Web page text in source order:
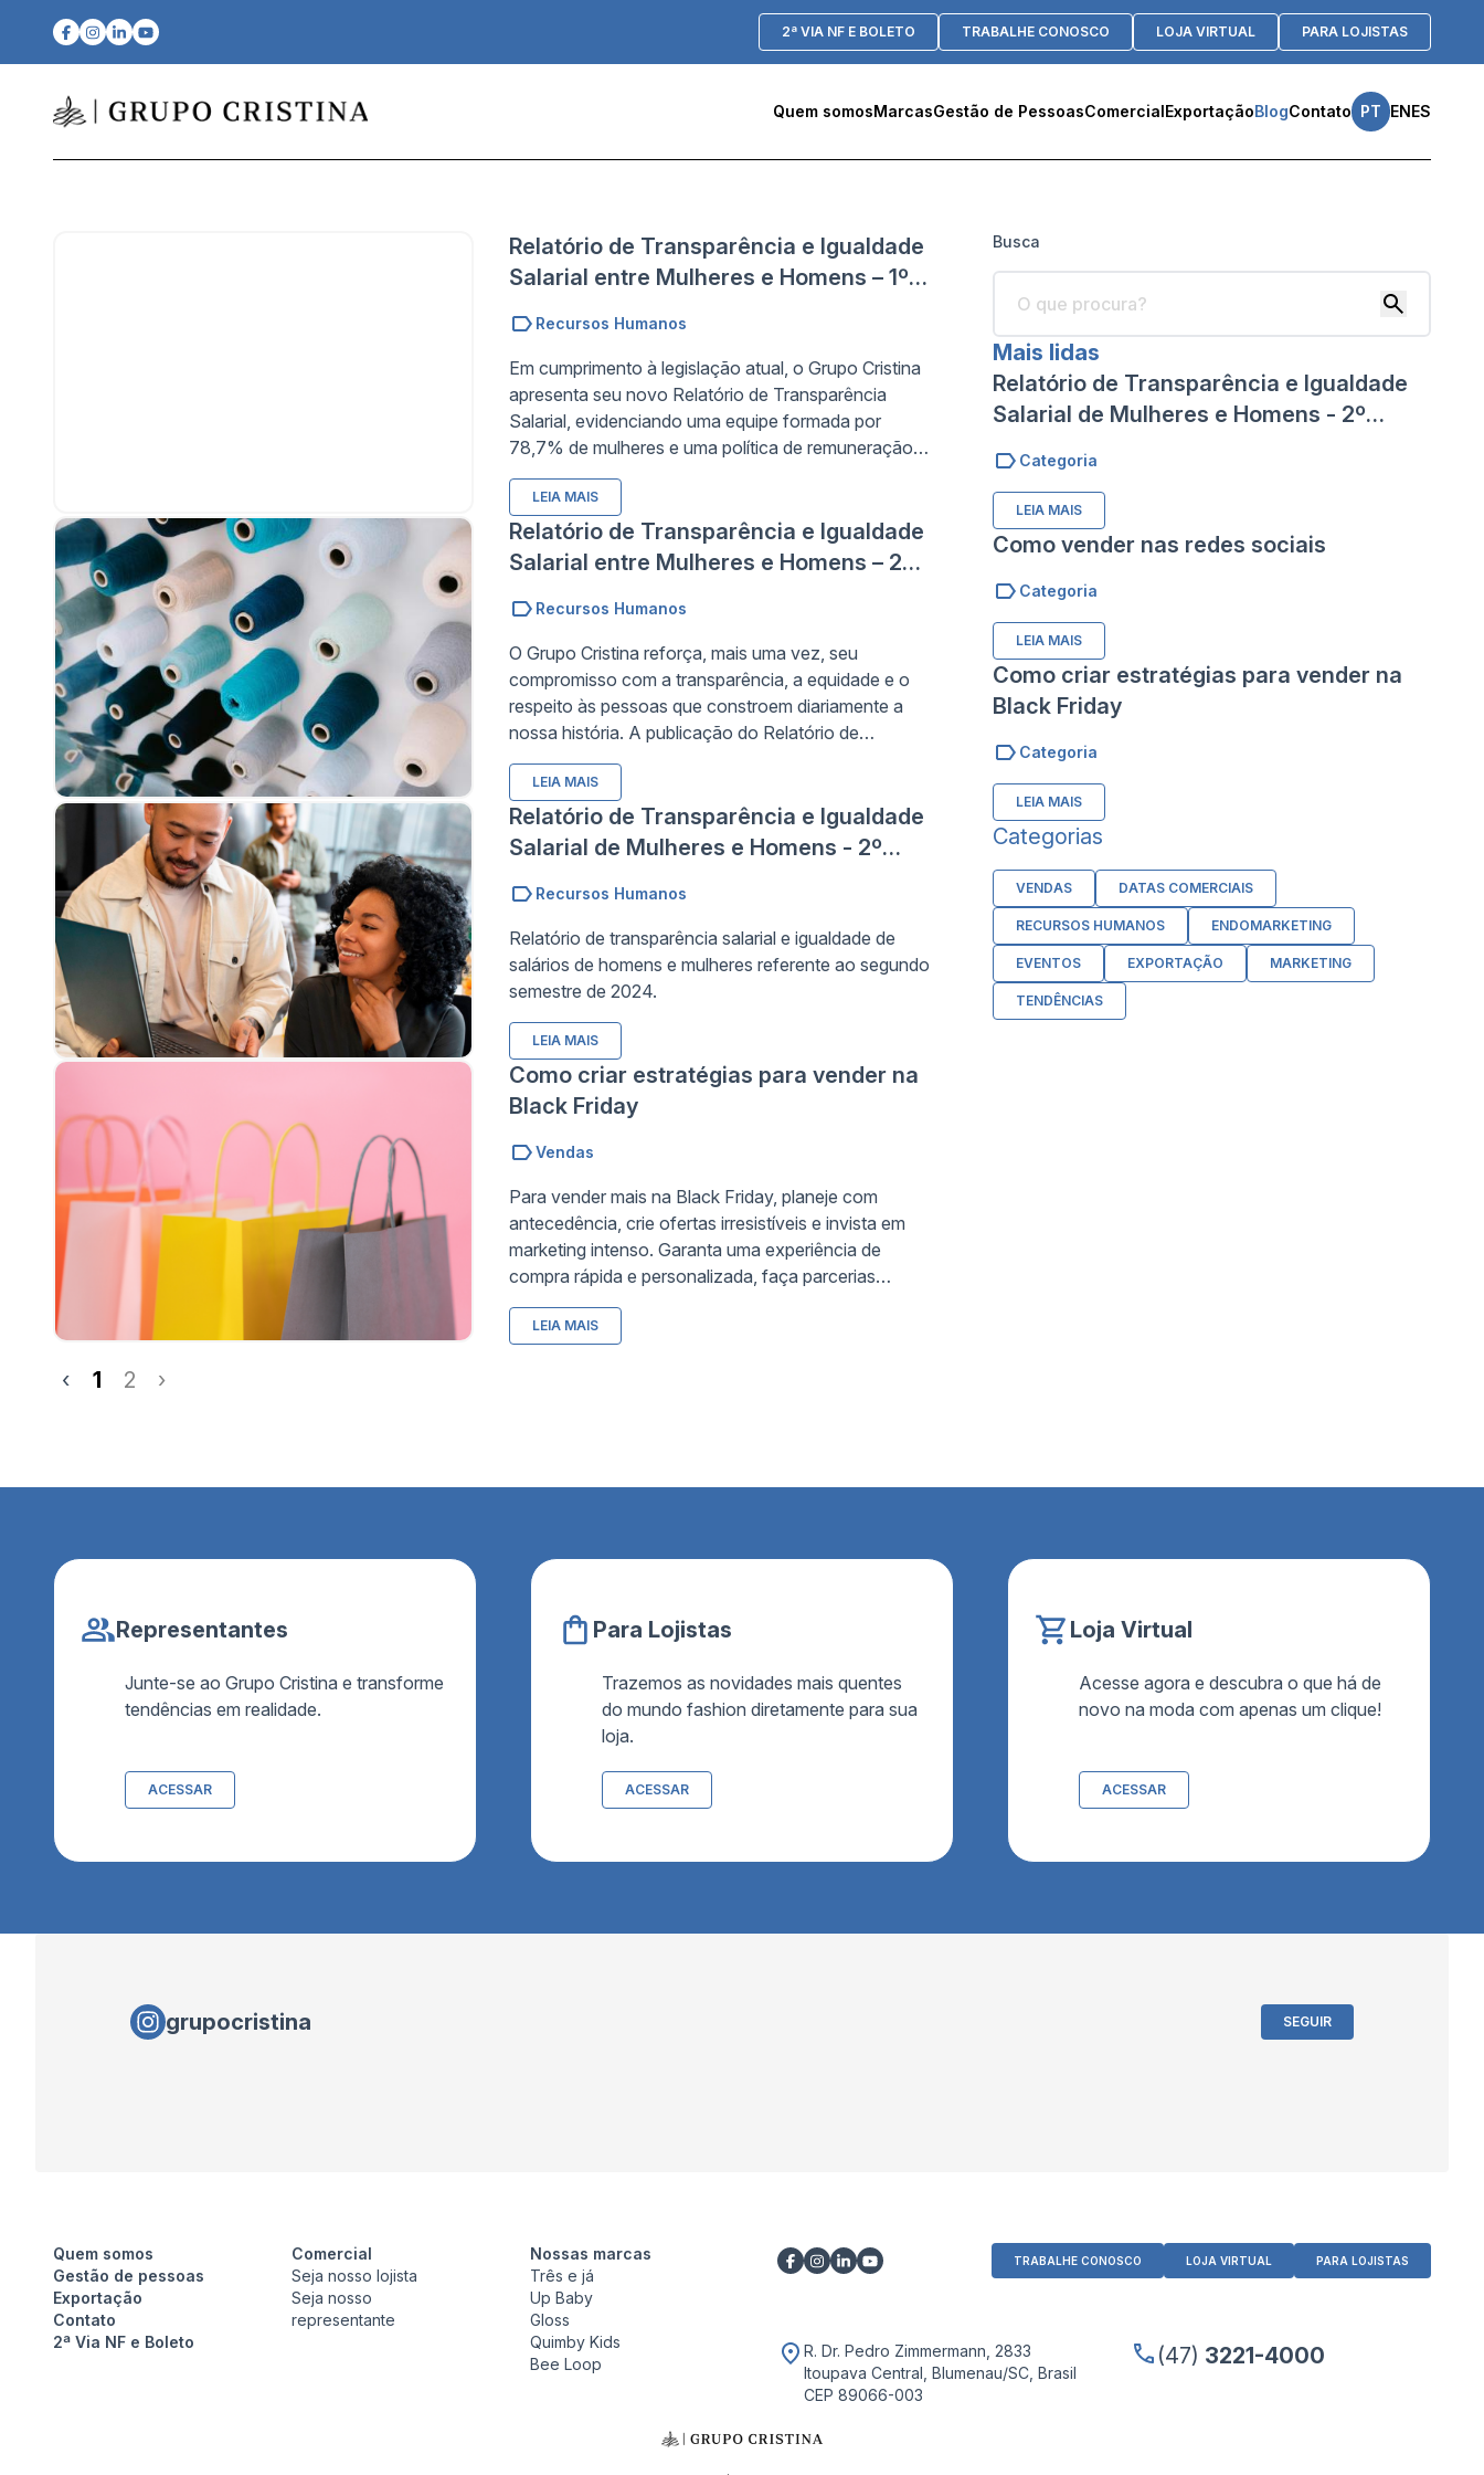
2ª VIA NF E BOLETO TRABALHE CONOSCO LOJA VIRTUAL PARA LOJISTAS
Quem somosMarcasGestão de PessoasComercialExportaçãoBlogContato PT ENES
Relatório de Transparência e Igualdade
Salarial entre Mulheres e Homens – 1º
Recursos Humanos
Em cumprimento à legislação atual, o Grupo Cristina
apresenta seu novo Relatório de Transparência
Salarial, evidenciando uma equipe formada por
78,7% de mulheres e uma política de remuneração
justa. Mais do que apresentar dados, o relatório
reforça a cultura da empresa construída desde 1970,
detalhando suas ações afirmativas ativas para a
contratação diversa, promoção para cargos de
responsabilidades familiares.
LEIA MAIS
Relatório de Transparência e Igualdade
Salarial entre Mulheres e Homens – 2º
Recursos Humanos
O Grupo Cristina reforça, mais uma vez, seu
compromisso com a transparência, a equidade e o
respeito às pessoas que constroem diariamente a
nossa história. A publicação do Relatório de
Transparência e Igualdade Salarial entre Mulheres e
Homens – 2º Semestre de 2025 tem como objetivo
garantir transparência e contribuir para o avanço da
equidade salarial entre mulheres e homens em todo
LEIA MAIS
Relatório de Transparência e Igualdade
Salarial de Mulheres e Homens - 2º
Recursos Humanos
Relatório de transparência salarial e igualdade de
salários de homens e mulheres referente ao segundo
semestre de 2024.
LEIA MAIS
Como criar estratégias para vender na
Black Friday
Vendas
Para vender mais na Black Friday, planeje com
antecedência, crie ofertas irresistíveis e invista em
marketing intenso. Garanta uma experiência de
compra rápida e personalizada, faça parcerias
estratégicas e organize bem sua logística. E não
esqueça: o pós-venda pode fidelizar clientes. Quer
LEIA MAIS
‹ 1 2 ›
Busca
Mais lidas
Relatório de Transparência e Igualdade
Salarial de Mulheres e Homens - 2º
Categoria
LEIA MAIS
Como vender nas redes sociais
Categoria
LEIA MAIS
Como criar estratégias para vender na
Black Friday
Categoria
LEIA MAIS
Categorias
VENDAS DATAS COMERCIAIS
RECURSOS HUMANOS ENDOMARKETING
EVENTOS EXPORTAÇÃO MARKETING
TENDÊNCIAS
Representantes
Junte-se ao Grupo Cristina e transforme
tendências em realidade.
ACESSAR
Para Lojistas
Trazemos as novidades mais quentes
do mundo fashion diretamente para sua
loja.
ACESSAR
Loja Virtual
Acesse agora e descubra o que há de
novo na moda com apenas um clique!
ACESSAR
grupocristina SEGUIR
Quem somos
Gestão de pessoas
Exportação
Contato
2ª Via NF e Boleto
Comercial
Seja nosso lojista
Seja nosso
representante
Nossas marcas
Três e já
Up Baby
Gloss
Quimby Kids
Bee Loop
TRABALHE CONOSCO LOJA VIRTUAL PARA LOJISTAS
R. Dr. Pedro Zimmermann, 2833
Itoupava Central, Blumenau/SC, Brasil
CEP 89066-003
(47) 3221-4000